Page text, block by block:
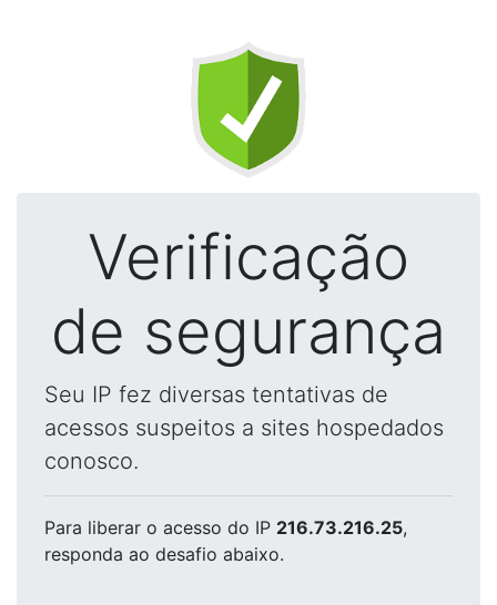
Verificação
de segurança
Seu IP fez diversas tentativas de
acessos suspeitos a sites hospedados
conosco.
Para liberar o acesso do IP 216.73.216.25,
responda ao desafio abaixo.